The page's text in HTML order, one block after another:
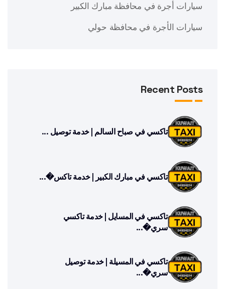
سيارات أجرة في محافظة مبارك الكبير
سيارات الأجرة في محافظة حولي
Recent Posts
تاكسي في صباح السالم | خدمة توصيل ...
تاكسي في مبارك الكبير | خدمة تاكس�...
تاكسي في المسايل | خدمة تاكسي
سري�...
تاكسي في المسيلة | خدمة توصيل
سري�...